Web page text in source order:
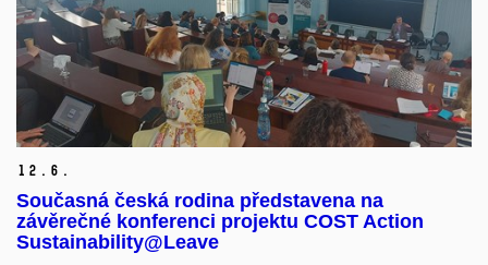
12. 6.
Současná česká rodina představena na
závěrečné konferenci projektu COST Action
Sustainability@Leave